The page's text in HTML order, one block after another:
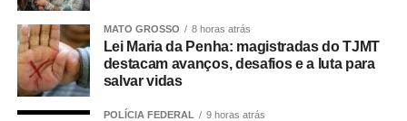
Prefeitura nega irregularidades
Em nota, a Prefeitura de Cuiabá afirmou que não há
irregularidades na situação funcional da ex-secretária.
MATO GROSSO 8 horas atrás
Lei Maria da Penha: magistradas do TJMT
destacam avanços, desafios e a luta para
salvar vidas
POLÍCIA FEDERAL 9 horas atrás